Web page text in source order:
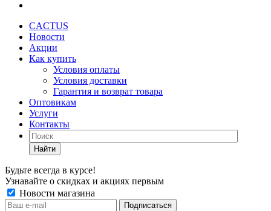
CACTUS
Новости
Акции
Как купить
Условия оплаты
Условия доставки
Гарантия и возврат товара
Оптовикам
Услуги
Контакты
Найти
Будьте всегда в курсе!
Узнавайте о скидках и акциях первым
Новости магазина